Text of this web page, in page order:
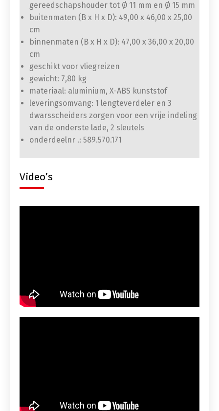
gereedschapshouder tot Ø 11 mm en Ø 15 mm
buitenmaten (B x H x D): 49,00 x 46,00 x 25,00
cm
binnenmaten (B x H x D): 47,00 x 36,00 x 20,00
cm
geschikt voor vliegreizen
gewicht: 7,80 kg
materiaal: aluminium, X-ABS kunststof
leveringsomvang: 1 lengteverdeler en 3
dwarsscheiders zorgen voor een vrije indeling
van de onderste lade, 2 sleutels
onderdeelnr .: 589.570.171
Video’s